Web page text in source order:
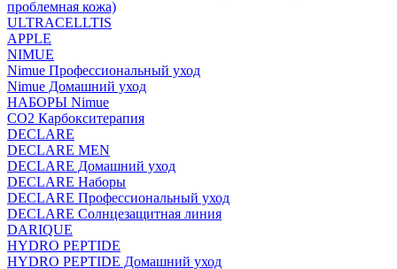
проблемная кожа)
ULTRACELLTIS
APPLE
NIMUE
Nimue Профессиональный уход
Nimue Домашний уход
НАБОРЫ Nimue
CO2 Карбокситерапия
DECLARE
DECLARE MEN
DECLARE Домашний уход
DECLARE Наборы
DECLARE Профессиональный уход
DECLARE Солнцезащитная линия
DARIQUE
HYDRO PEPTIDE
HYDRO PEPTIDE Домашний уход